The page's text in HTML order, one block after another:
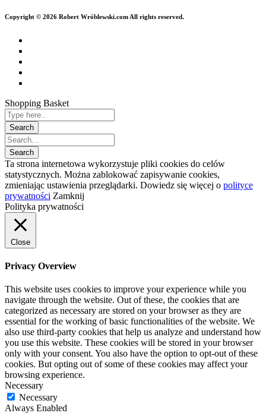
Copyright © 2026 Robert Wróblewski.com All rights reserved.
Shopping Basket
Ta strona internetowa wykorzystuje pliki cookies do celów
statystycznych. Można zablokować zapisywanie cookies,
zmieniając ustawienia przeglądarki. Dowiedz się więcej o polityce
prywatności Zamknij
Polityka prywatności
Close
Privacy Overview
This website uses cookies to improve your experience while you
navigate through the website. Out of these, the cookies that are
categorized as necessary are stored on your browser as they are
essential for the working of basic functionalities of the website. We
also use third-party cookies that help us analyze and understand how
you use this website. These cookies will be stored in your browser
only with your consent. You also have the option to opt-out of these
cookies. But opting out of some of these cookies may affect your
browsing experience.
Necessary
Necessary
Always Enabled